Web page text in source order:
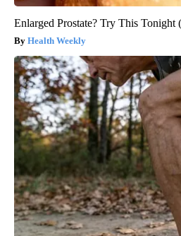
Enlarged Prostate? Try This Tonight
Health Weekly